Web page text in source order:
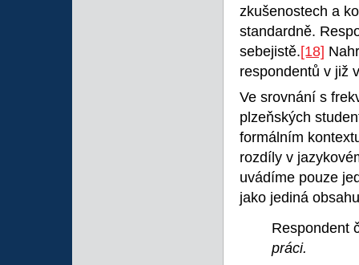
zkušenostech a
standardně.
sebejistě.[18]
respondentů v již
Ve srovnání s
plzeňských
formálním
rozdíly v
uvádíme pouze
jako jediná
Respondent
práci.